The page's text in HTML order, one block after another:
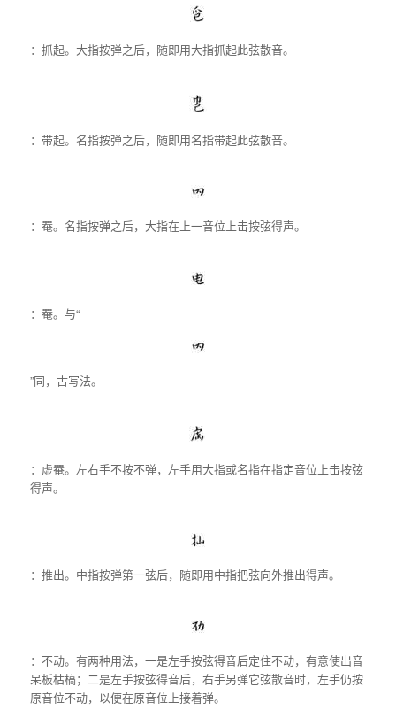
：抓起。大指按弹之后，随即用大指抓起此弦散音。
：带起。名指按弹之后，随即用名指带起此弦散音。
：罨。名指按弹之后，大指在上一音位上击按弦得声。
：罨。与“
”同，古写法。
：虚罨。左右手不按不弹，左手用大指或名指在指定音位上击按弦
得声。
：推出。中指按弹第一弦后，随即用中指把弦向外推出得声。
：不动。有两种用法，一是左手按弦得音后定住不动，有意使出音
呆板枯槁；二是左手按弦得音后，右手另弹它弦散音时，左手仍按
原音位不动，以便在原音位上接着弹。